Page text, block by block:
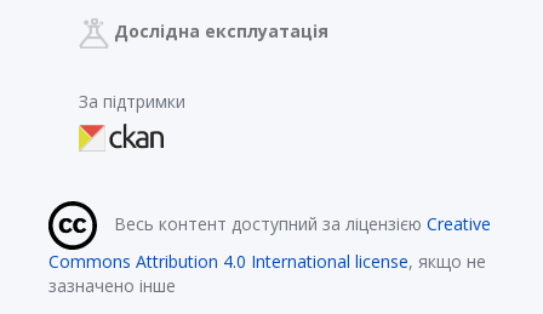
Дослідна експлуатація
За підтримки
Весь контент доступний за ліцензією Creative
Commons Attribution 4.0 International license, якщо не
зазначено інше